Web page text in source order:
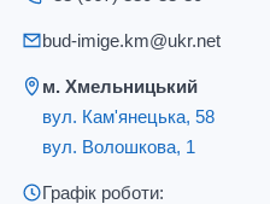
bud-imige.km@ukr.net
м. Хмельницький
вул. Кам'янецька, 58
вул. Волошкова, 1
Графік роботи: